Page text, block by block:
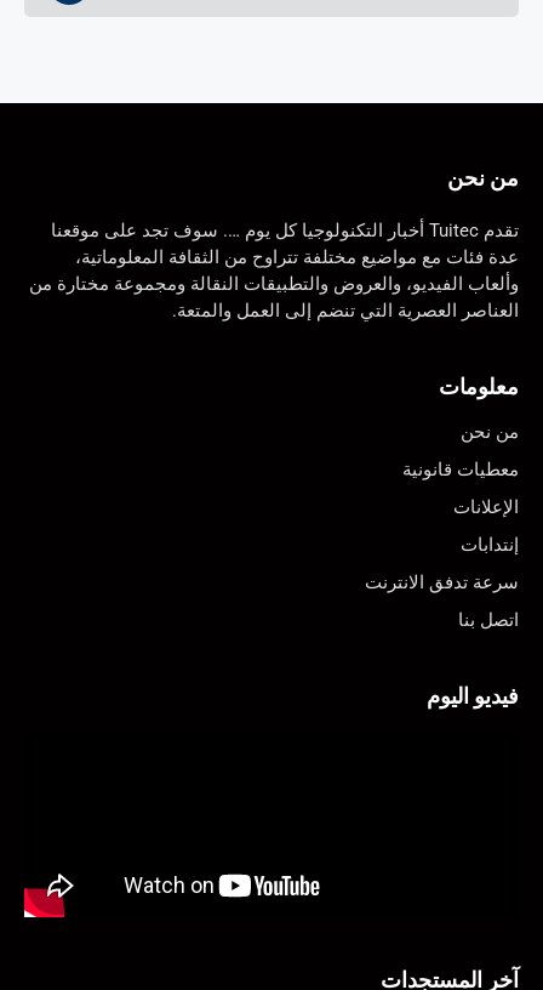
من نحن
تقدم Tuitec أخبار التكنولوجيا كل يوم …. سوف تجد على موقعنا
عدة فئات مع مواضيع مختلفة تتراوح من الثقافة المعلوماتية،
وألعاب الفيديو، والعروض والتطبيقات النقالة ومجموعة مختارة من
العناصر العصرية التي تنضم إلى العمل والمتعة.
معلومات
من نحن
معطيات قانونية
الإعلانات
إنتدابات
سرعة تدفق الانترنت
اتصل بنا
فيديو اليوم
آخر المستجدات